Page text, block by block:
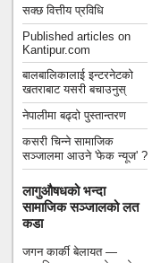
सक्छ वित्तीय प्रविधि
Published articles on
Kantipur.com
बालबालिकालाई इन्टरनेटको
खतराबाट यसरी बचाउनुस्
नेपालीमा बढ्दो पुस्तान्तरण
कसरी चिन्ने सामाजिक
सञ्जालमा आउने 'फेक न्यूज' ?
लागुऔषधको भन्दा
सामाजिक सञ्जालको लत
कडा
जगन कार्की बेलायत —